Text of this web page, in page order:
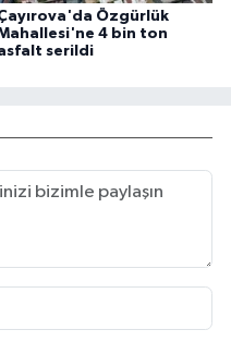
Özgürlük
4 bin ton
serildi